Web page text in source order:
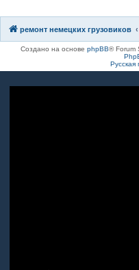
ремонт немецких грузовиков
Создано на основе phpBB® Forum
Русская